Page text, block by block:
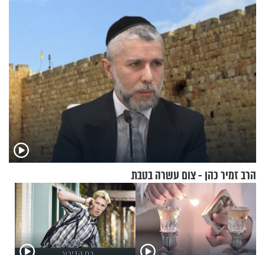
להפסיק לעשות
הרב זמיר כהן - צום עשרה בטבת